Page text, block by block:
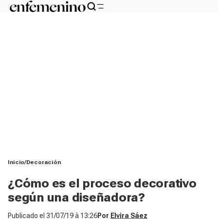
Inicio Decoración
¿Cómo es el proceso decorativo
según una diseñadora?
Publicado el 31/07/19 à 13:26Por Elvira Sáez